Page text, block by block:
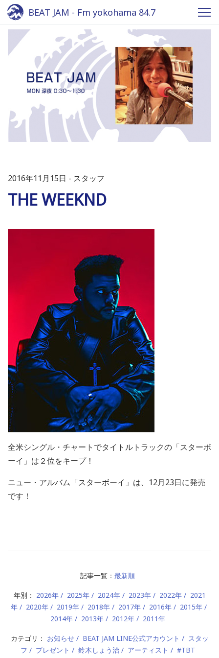
BEAT JAM - Fm yokohama 84.7
2016年11月15日 スタッフ
THE WEEKND
全米シングル・チャートでタイトルトラックの「スターボ
ーイ」は２位をキープ！
ニュー・アルバム「スターボーイ」は、12月23日に発売
です！
記事一覧： 最新順
年別： 2026年 2025年 2024年 2023年 2022年
2021
年
2020年 2019年 2018年 2017年 2016年
2015年
2014年
2013年 2012年 2011年
カテゴリ： お知らせ BEAT JAM LINE公式アカウント
スタッ
フ
プレゼント 鈴木しょう治 アーティスト #TBT